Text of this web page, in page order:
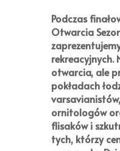
Podczas
Otwarcia
rekreacyjnych.
otwarcia, ale
pokładach
ornitologów
flisaków i
tych, którzy